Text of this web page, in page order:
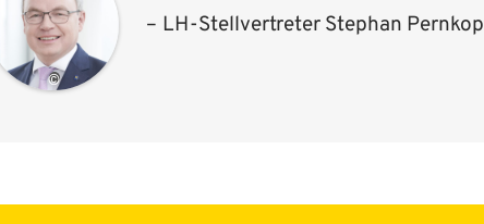
©
LH-Stellvertreter Stephan